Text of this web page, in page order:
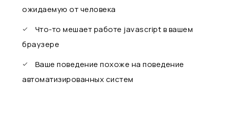
ожидаемую от человека
Что-то мешает работе javascript в вашем
браузере
Ваше поведение похоже на поведение
автоматизированных систем